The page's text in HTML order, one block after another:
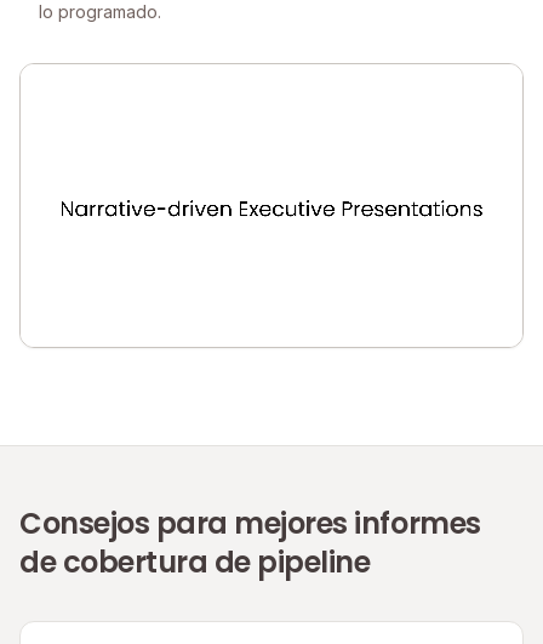
lo programado.
Consejos para mejores informes
de cobertura de pipeline